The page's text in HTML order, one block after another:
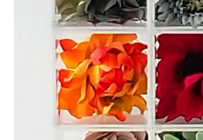
お問合せ